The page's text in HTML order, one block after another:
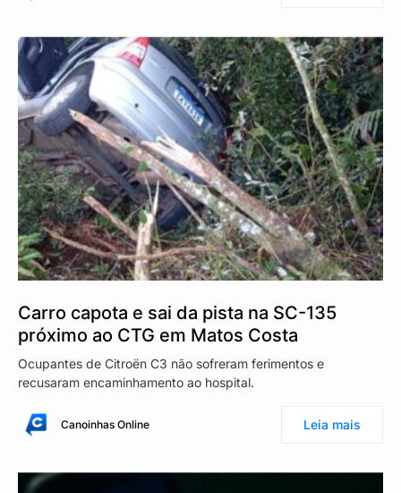
Carro capota e sai da pista na SC-135
próximo ao CTG em Matos Costa
Ocupantes de Citroën C3 não sofreram ferimentos e
recusaram encaminhamento ao hospital.
Canoinhas Online Leia mais